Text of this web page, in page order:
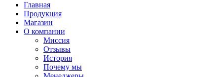
Главная
Продукция
Магазин
О компании
Миссия
Отзывы
История
Почему мы